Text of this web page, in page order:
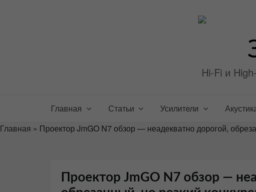
Hi-Fi и
Главная Статьи Усилители
Главная » Проектор JmGO N7 обзор — неадекватно дорогой,
Проектор JmGO N7 обзор —